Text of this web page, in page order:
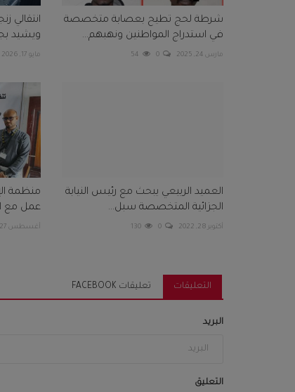
شرطة لحج تطيح بعصابة متخصصة
في استدراج المواطنين ونهبهم...
مارس 24, 2025 0
54
انتقالي
ويشيد
مايو 17, 2026
العميد الربيعي يبحث مع رئيس النيابة
الجزائية المتخصصة سبل...
أكتوبر 28, 2022 0
130
منظمة
عمل مع
أغسطس 27, 2025
التعليقات تعليقات FACEBOOK
البريد
التعليق